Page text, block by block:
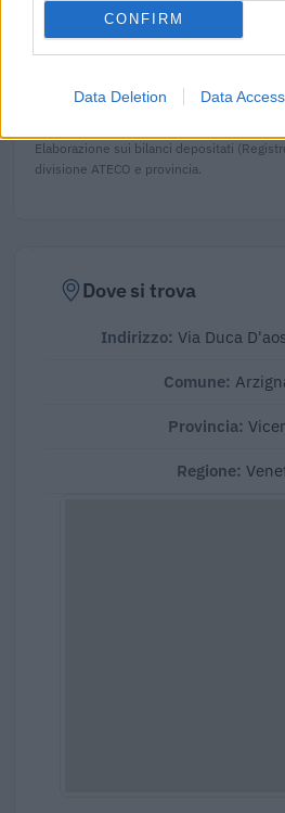
CONFIRM
Data Deletion Data Access
Il fatturato di Pelle Italia - S.r.l. (
inferiore allamediana delle
Elaborazione sui bilanci depositati
divisione ATECO e provincia.
Dove si trova
Indirizzo: Via Duca
Comune:
Provincia:
Regione: